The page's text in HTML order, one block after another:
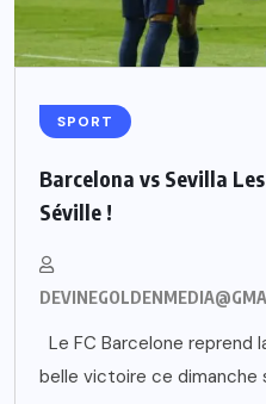
SPORT
Barcelona vs Sevilla
Séville !
Le FC Barcelone reprend
belle victoire ce dimanche